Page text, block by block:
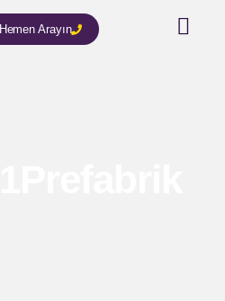
Hemen Arayın